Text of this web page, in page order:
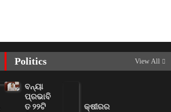
Politics View All
ବନ୍ୟା
ପ୍ରଭାବି
ତ ୨୨ଟି
କ୍ଷୀରର